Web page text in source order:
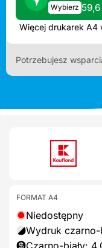
Wybierz 59,6
Potrzebujesz
FORMAT A4
Niedostępny
Wydruk czarno-
Czarno-biały: